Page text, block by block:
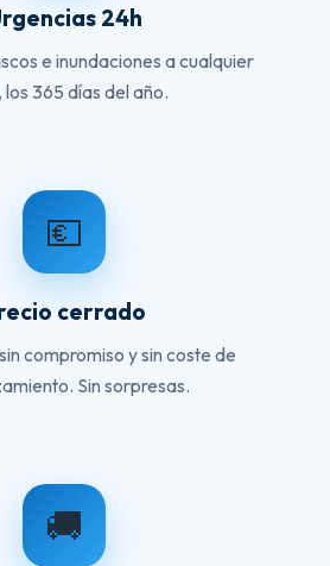
24h
e inundaciones a cualquier
los 365 días del año.
💶
cerrado
compromiso y sin coste de
Sin sorpresas.
🚚